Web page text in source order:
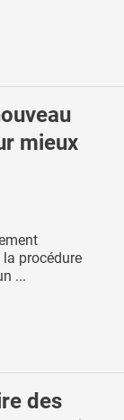
mieux
procédure
...
des